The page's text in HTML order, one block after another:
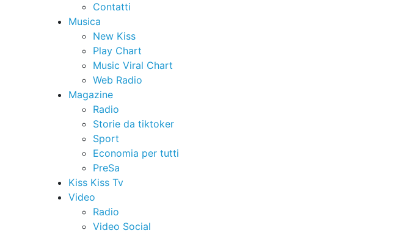
Contatti
Musica
New Kiss
Play Chart
Music Viral Chart
Web Radio
Magazine
Radio
Storie da tiktoker
Sport
Economia per tutti
PreSa
Kiss Kiss Tv
Video
Radio
Video Social